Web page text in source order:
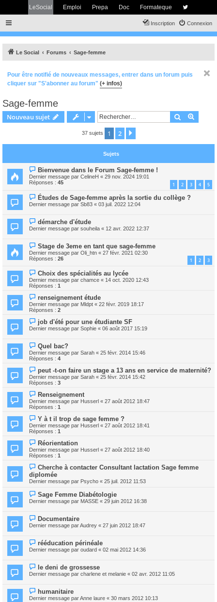
LeSocial Emploi Prepa Doc Formateque
Connexion
Inscription
Le Social Forums Sage-femme
Pour être notifié de nouveaux messages, entrer dans un forum puis
cliquer sur "S'abonner au forum" (+ infos)
Sage-femme
Nouveau sujet Rechercher
37 sujets 1 2
Sujets
Bienvenue dans le Forum Sage-femme !
Dernier message par CelineH « 29 nov. 2024 19:01
Réponses : 45 1 2 3 4 5
Études de Sage-femme après la sortie du collège ?
Dernier message par Sb83 « 03 juil. 2022 12:04
démarche d'étude
Dernier message par souheila « 12 avr. 2022 12:37
Stage de 3eme en tant que sage-femme
Dernier message par Oli_htn « 27 févr. 2021 02:30
Réponses : 26 1 2 3
Choix des spécialités au lycée
Dernier message par chamce « 14 oct. 2020 12:43
Réponses : 1
renseignement étude
Dernier message par Mldpt « 22 févr. 2019 18:17
Réponses : 2
job d'été pour une étudiante SF
Dernier message par Sophie « 06 août 2017 15:19
Quel bac?
Dernier message par Sarah « 25 févr. 2014 15:46
Réponses : 4
peut -t-on faire un stage a 13 ans en service de maternité?
Dernier message par Sarah « 25 févr. 2014 15:42
Réponses : 3
Renseignement
Dernier message par Husserl « 27 août 2012 18:47
Réponses : 1
Y à t il trop de sage femme ?
Dernier message par Husserl « 27 août 2012 18:41
Réponses : 1
Réorientation
Dernier message par Husserl « 27 août 2012 18:40
Réponses : 1
Cherche à contacter Consultant lactation Sage femme
diplomée
Dernier message par Psycho « 25 juil. 2012 11:53
Sage Femme Diabétologie
Dernier message par MASSE « 29 juin 2012 16:38
Documentaire
Dernier message parAudrey « 27 juin 2012 18:47
rééducation périnéale
Dernier message par oudard « 02 mai 2012 14:36
le deni de grossesse
Dernier message par charlene et melanie « 02 avr. 2012 11:05
humanitaire
Dernier message parAnne laure « 30 mars 2012 10:13